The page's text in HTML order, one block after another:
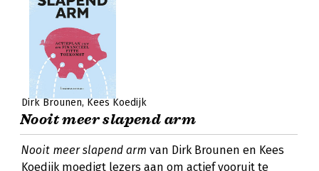
Dirk Brounen Kees Koedijk
Nooit meer slapend arm
Nooit meer slapend arm van Dirk Brounen en Kees
Koedijk moedigt lezers aan om actief vooruit te